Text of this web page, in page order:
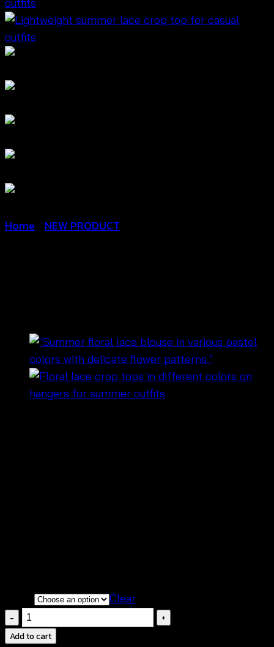
Home NEW PRODUCT
Clear
เสื้อ
ค
Add to cart